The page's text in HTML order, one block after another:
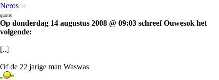
Neros
quote:
Op donderdag 14 augustus 2008 @ 09:03 schreef Ouwesok het
volgende:
[..]
Of de 22 jarige man Waswas